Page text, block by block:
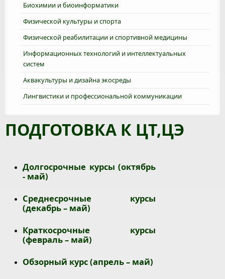
Биохимии и биоинформатики
Физической культуры и спорта
Физической реабилитации и спортивной медицины
Информационных технологий и интеллектуальных
систем
Аквакультуры и дизайна экосреды
Лингвистики и профессиональной коммуникации
ПОДГОТОВКА К ЦТ,ЦЭ
Долгосрочные курсы (октябрь
- май)
Среднесрочные курсы
(декабрь – май)
Краткосрочные курсы
(февраль – май)
Обзорный курс (апрель – май)